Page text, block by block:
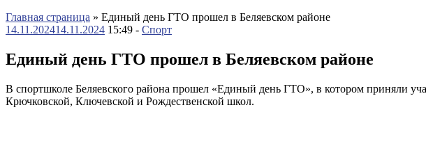
Главная страница » Единый день ГТО прошел в Беляевском районе
14.11.202414.11.2024 15:49 - Спорт
Единый день ГТО прошел в Беляевском районе
В спортшколе Беляевского района прошел «Единый день ГТО», в котором приняли
Крючковской, Ключевской и Рождественской школ.